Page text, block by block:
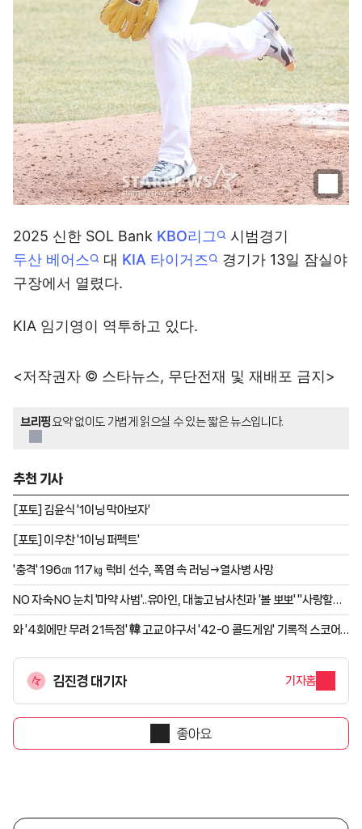
2025 신한 SOL Bank KBO리그
시범경기
두산 베어스
대 KIA 타이거즈
경기가 13일 잠실야
구장에서 열렸다.
KIA 임기영이 역투하고 있다.
<저작권자 © 스타뉴스, 무단전재 및 재배포 금지>
브리핑 요약 없이도 가볍게 읽으실 수 있는 짧은 뉴스입니다.
추천 기사
[포토] 김윤식 '1이닝 막아보자'
[포토] 이우찬 '1이닝 퍼펙트'
'충격' 196㎝ 117㎏ 럭비 선수, 폭염 속 러닝→열사병 사망
NO 자숙·NO 눈치 '마약 사범'..유아인, 대놓고 남사친과 '볼 뽀뽀' "사랑할게"
럽스타 포착 [스타이슈]
와 '4회에만 무려 21득점' 韓 고교 야구서 '42-0 콜드게임' 기록적 스코어
김진경 대기자 기자홈
좋아요